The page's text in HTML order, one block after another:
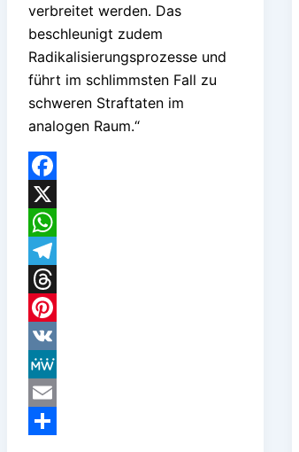
verbreitet werden. Das
beschleunigt zudem
Radikalisierungsprozesse und
führt im schlimmsten Fall zu
schweren Straftaten im
analogen Raum.“
Facebook
X
WhatsApp
Telegram
Threads
Pinterest
VK
MeWe
Email